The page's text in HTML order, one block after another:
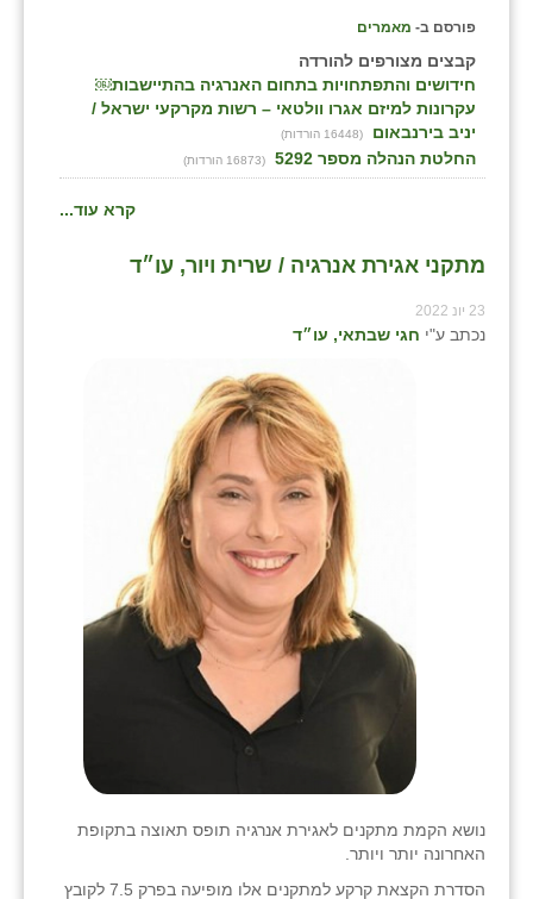
פורסם ב- מאמרים
קבצים מצורפים להורדה
חידושים והתפתחויות בתחום האנרגיה בהתיישבות￼
עקרונות למיזם אגרו וולטאי – רשות מקרקעי ישראל /
יניב בירנבאום
(16448 הורדות)
החלטת הנהלה מספר 5292 (16873 הורדות)
קרא עוד...
מתקני אגירת אנרגיה / שרית ויור, עו״ד
23 יונ 2022
נכתב ע"י חגי שבתאי, עו״ד
נושא הקמת מתקנים לאגירת אנרגיה תופס תאוצה בתקופת
האחרונה יותר ויותר.
הסדרת הקצאת קרקע למתקנים אלו מופיעה בפרק 7.5 לקובץ
חמרה
חרב לאת
יבול (מורג)
כליל
יד השמונה
כפר סבא (אגרא)
מכורה